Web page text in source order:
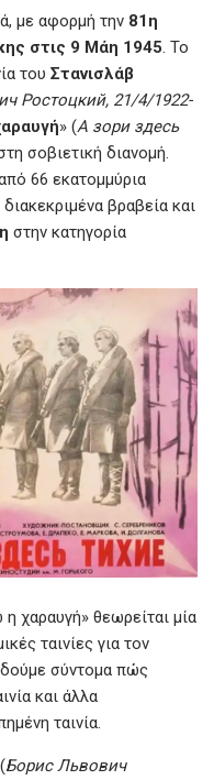
με αφορμή την 81η
στις 9 Μάη 1945. Το
του Στανισλάβ
Ростоцкий, 21/4/1922-
» (А зори здесь
σοβιετική διανομή.
66 εκατομμύρια
βραβεία και
στην κατηγορία
η χαραυγή» θεωρείται μία
ταινίες για τον
σύντομα πώς
και άλλα
ταινία.
(Борис Львович